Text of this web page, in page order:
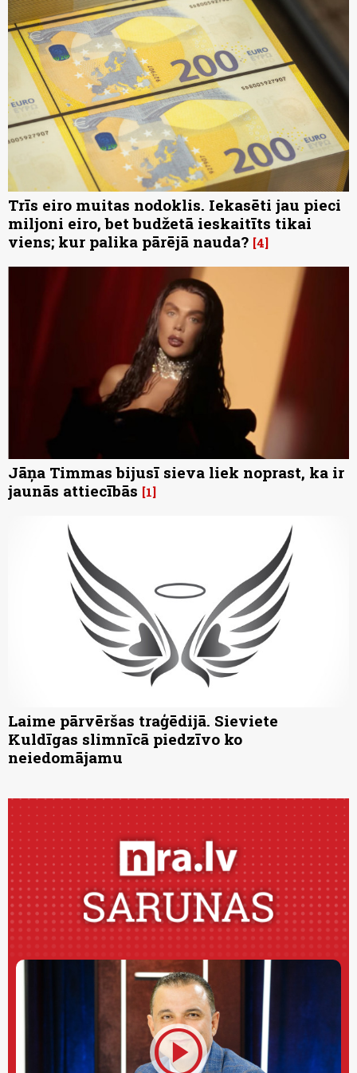
Trīs eiro muitas nodoklis. Iekasēti jau pieci
miljoni eiro, bet budžetā ieskaitīts tikai
viens; kur palika pārējā nauda? 4
Jāņa Timmas bijusī sieva liek noprast, ka ir
jaunās attiecībās 1
Laime pārvēršas traģēdijā. Sieviete
Kuldīgas slimnīcā piedzīvo ko
neiedomājamu
play_circle